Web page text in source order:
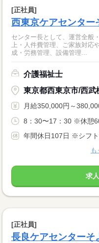
[正社員]
西東京ケアセンター
センター長として、運営全般
上・人件費管理、ご家族対
成・労務管理、設備管理...
介護福祉士
東京都西東京市/西武
月給350,000円～
8：30〜17：30 ※休憩
年間休日107日 ※シフ
も
求
[正社員]
長良ケアセンターそ